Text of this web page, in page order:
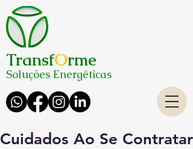
TransfOrme
Soluções Energéticas
Cuidados Ao Se Contratar